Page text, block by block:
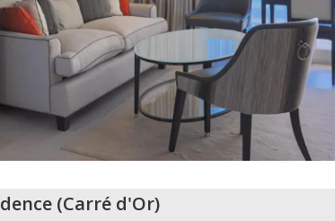
(Carré d'Or)